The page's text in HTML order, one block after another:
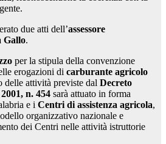
due atti dell’assessore
Gallo.
per la stipula della convenzione
erogazioni di carburante agricolo
delle attività previste dal Decreto
n. 454 sarà attuato in forma
e i Centri di assistenza agricola,
organizzativo nazionale e
dei Centri nelle attività istruttorie